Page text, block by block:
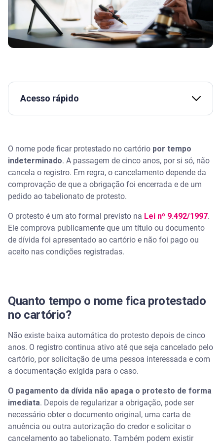
Acesso rápido
O nome sai do cartório em cinco anos assim como
acontece com a negativação?
Como cancelar um protesto antigo
protesto?
Dívida protestada prescreve para cobrança judicial?
ativo?
Consulte a situação do CPF nos canais oficiais da
Perguntas frequentes nome protestado no cartório
Quanto tempo um protesto fica no cartório?
O protesto sai sozinho depois de cinco anos?
Qual é a diferença entre CPF negativado e nome
protestado?
O nome pode ficar protestado no cartório por tempo
indeterminado. A passagem de cinco anos, por si só, não
cancela o registro. Em regra, o cancelamento depende da
comprovação de que a obrigação foi encerrada e de um
pedido ao tabelionato de protesto.
O protesto é um ato formal previsto na Lei nº 9.492/1997.
Ele comprova publicamente que um título ou documento
de dívida foi apresentado ao cartório e não foi pago ou
aceito nas condições registradas.
Quanto tempo o nome fica protestado
no cartório?
Não existe baixa automática do protesto depois de cinco
anos. O registro continua ativo até que seja cancelado pelo
cartório, por solicitação de uma pessoa interessada e com
a documentação exigida para o caso.
O pagamento da dívida não apaga o protesto de forma
imediata. Depois de regularizar a obrigação, pode ser
necessário obter o documento original, uma carta de
anuência ou outra autorização do credor e solicitar o
cancelamento ao tabelionato. Também podem existir